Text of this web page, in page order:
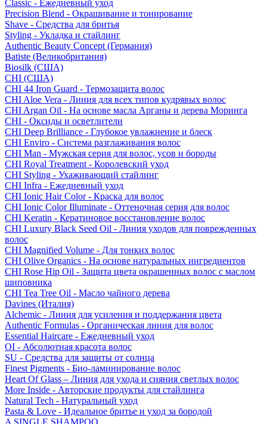
Classic - Ежедневный уход
Precision Blend - Окрашивание и тонирование
Shave - Средства для бритья
Styling - Укладка и стайлинг
Authentic Beauty Concept (Германия)
Batiste (Великобритания)
Biosilk (США)
CHI (США)
CHI 44 Iron Guard - Термозащита волос
CHI Aloe Vera - Линия для всех типов кудрявых волос
CHI Argan Oil - На основе масла Арганы и дерева Моринга
CHI - Оксиды и осветлители
CHI Deep Brilliance - Глубокое увлажнение и блеск
CHI Enviro - Система разглаживания волос
CHI Man - Мужская серия для волос, усов и бороды
CHI Royal Treatment - Королевский уход
CHI Styling - Ухаживающий стайлинг
CHI Infra - Ежедневный уход
CHI Ionic Hair Color - Краска для волос
CHI Ionic Color Illuminate - Оттеночная серия для волос
CHI Keratin - Кератиновое восстановление волос
CHI Luxury Black Seed Oil - Линия уходов для поврежденных
волос
CHI Magnified Volume - Для тонких волос
CHI Olive Organics - На основе натуральных ингредиентов
CHI Rose Hip Oil - Защита цвета окрашенных волос с маслом
шиповника
CHI Tea Tree Oil - Масло чайного дерева
Davines (Италия)
Alchemic - Линия для усиления и поддержания цвета
Authentic Formulas - Органическая линия для волос
Essential Haircare - Eжедневный уход
OI - Абсолютная красота волос
SU - Средства для защиты от солнца
Finest Pigments - Био-ламинирование волос
Heart Of Glass – Линия для ухода и сияния светлых волос
More Inside - Авторские продукты для стайлинга
Natural Tech - Натуральный уход
Pasta & Love - Идеальное бритье и уход за бородой
A SINGLE SHAMPOO